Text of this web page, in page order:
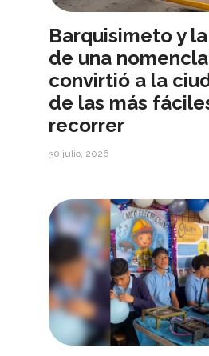
Barquisimeto y
de una
convirtió a la
de las más
recorrer
30 julio, 2026